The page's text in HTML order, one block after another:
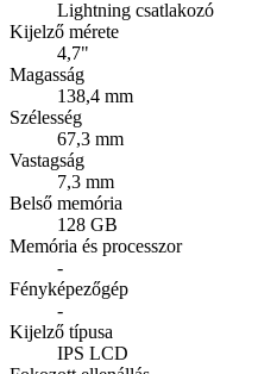
Lightning csatlakozó
Kijelző mérete
4,7"
Magasság
138,4 mm
Szélesség
67,3 mm
Vastagság
7,3 mm
Belső memória
128 GB
Memória és processzor
-
Fényképezőgép
-
Kijelző típusa
IPS LCD